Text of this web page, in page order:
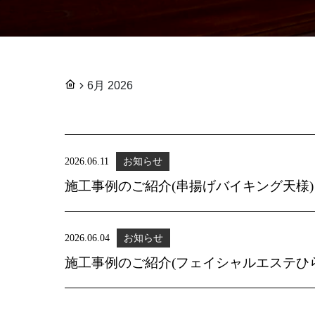
6月 2026
2026.06.11 お知らせ
施工事例のご紹介(串揚げバイキング天様)
2026.06.04 お知らせ
施工事例のご紹介(フェイシャルエステひ